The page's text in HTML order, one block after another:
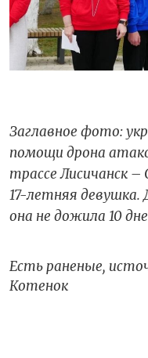
Заглавное фото:
помощи дрона
трассе Лисичанск –
17-летняя девушка.
она не дожила 10
Есть раненые,
Котенок